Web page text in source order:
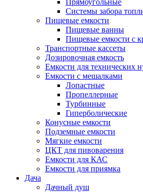
Прямоугольные
Системы забора
Пищевые емкости
Пищевые ванны
Пищевые емкости с
Транспортные кассеты
Дозировочная емкость
Емкости для технических
Емкости с мешалками
Лопастные
Пропеллерные
Турбинные
Гиперболические
Конусные емкости
Подземные емкости
Мягкие емкости
ЦКТ для пивоварения
Емкости для КАС
Емкости для приямка
Дача
Дачный душ